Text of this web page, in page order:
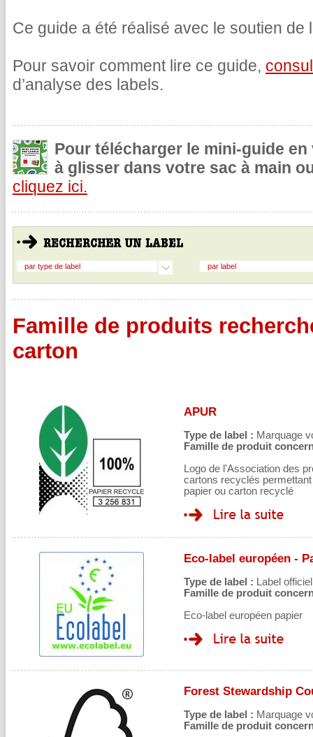
Ce guide a été réalisé avec le soutien de
Pour savoir comment lire ce guide,
d’analyse des labels.
Pour télécharger le mini-guide
à glisser dans votre sac à main
cliquez ici.
par type de label par label
Famille de produits
carton
APUR
Type de label : Marquage
Famille de produit
Logo de l'Association des
cartons recyclés
papier ou carton recyclé
Eco-label européen -
Type de label : Label officiel
Famille de produit
Eco-label européen papier
Forest Stewardship
Type de label : Marquage
Famille de produit